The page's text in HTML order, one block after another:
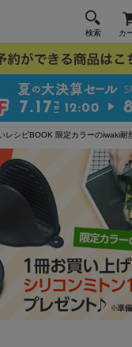
検索 カ
レシピBOOK 限定カラーのiwaki耐